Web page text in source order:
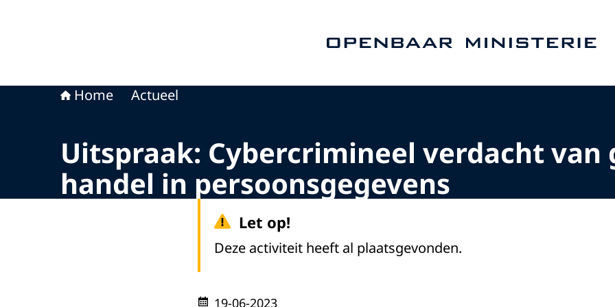
Home Actueel
Uitspraak: Cybercrimineel verdacht van
handel in persoonsgegevens
Let op!
Deze activiteit heeft al plaatsgevonden.
19-06-2023